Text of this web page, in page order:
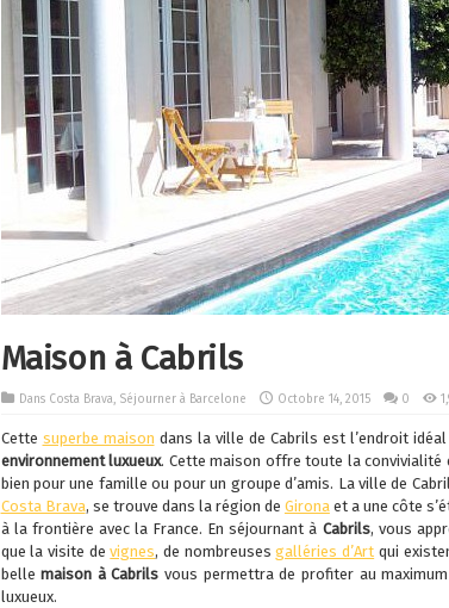
Maison à Cabrils
Dans Costa Brava, Séjourner à Barcelone Octobre 14, 2015 0
Cette superbe maison dans la ville de Cabrils est l’endroit
environnement luxueux. Cette maison offre toute la convivialité
bien pour une famille ou pour un groupe d’amis. La ville de
Costa Brava, se trouve dans la région de Gironaet a une côte
à la frontière avec la France. En séjournant à Cabrils, vous
que la visite devignes, de nombreusesgalléries d’Art qui
bellemaison à Cabrils vous permettra de profiter au
luxueux.